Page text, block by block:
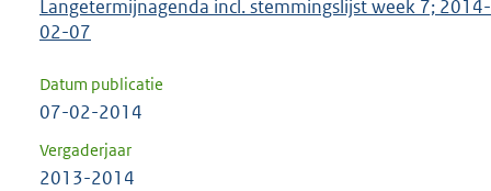
Langetermijnagenda incl. stemmingslijst week 7; 2014-
02-07
Datum publicatie
07-02-2014
Vergaderjaar
2013-2014